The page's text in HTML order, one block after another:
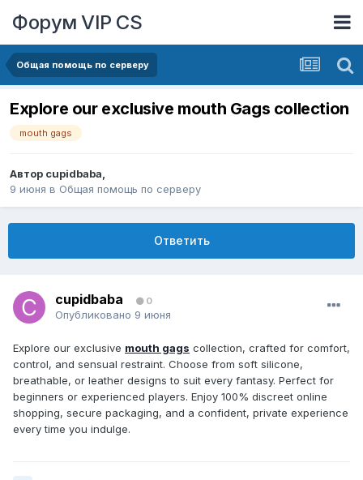
Форум VIP CS
Общая помощь по серверу
Explore our exclusive mouth Gags collection
mouth gags
Автор cupidbaba,
9 июня в Общая помощь по серверу
Ответить
cupidbaba 0
Опубликовано 9 июня
Explore our exclusive mouth gags collection, crafted for comfort,
control, and sensual restraint. Choose from soft silicone,
breathable, or leather designs to suit every fantasy. Perfect for
beginners or experienced players. Enjoy 100% discreet online
shopping, secure packaging, and a confident, private experience
every time you indulge.